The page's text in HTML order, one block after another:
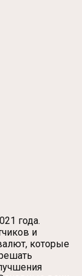
года.
и
которые